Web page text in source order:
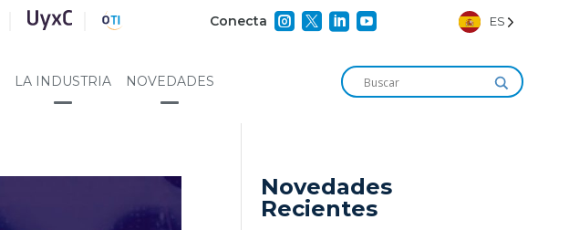
Conecta     ES
LA INDUSTRIA NOVEDADES
Novedades
Recientes